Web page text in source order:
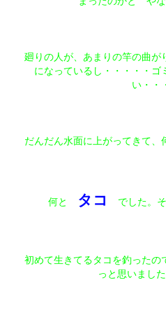
廻りの人が、あまりの竿の曲が
になっているし・・・・・ゴ
い・・
だんだん水面に上がってきて
何と タ コ でした。そ
初めて生きてるタコを釣った
っと思いまし